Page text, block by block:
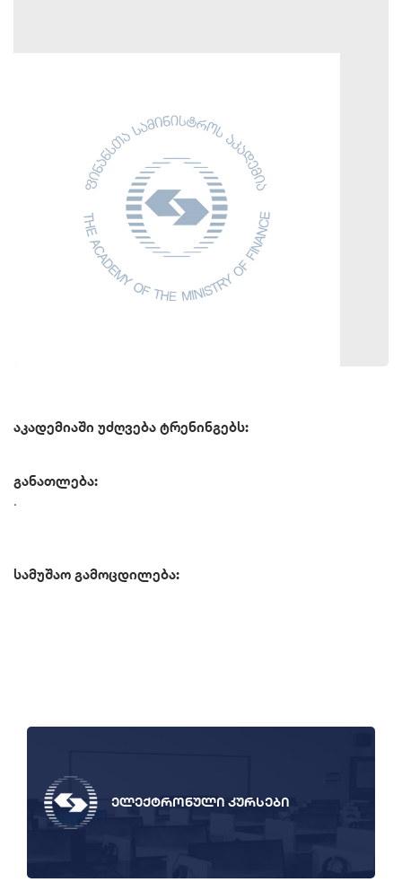
აკადემიაში უძღვება ტრენინგებს:
განათლება:
.
სამუშაო გამოცდილება:
ელექტრონული კურსები